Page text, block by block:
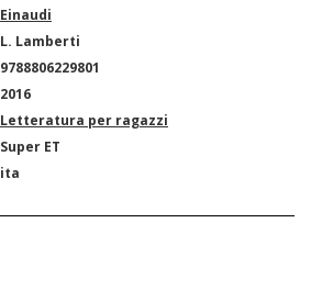
Einaudi
L. Lamberti
9788806229801
2016
Letteratura per ragazzi
Super ET
ita